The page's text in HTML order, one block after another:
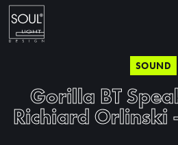
SOUND
Gorilla BT
Richiard Orlinski